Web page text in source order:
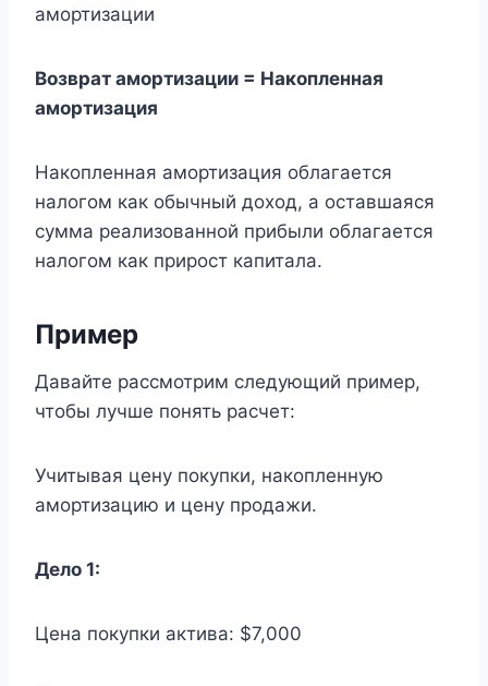
амортизации
Возврат амортизации = Накопленная
амортизация
Накопленная амортизация облагается
налогом как обычный доход, а оставшаяся
сумма реализованной прибыли облагается
налогом как прирост капитала.
Пример
Давайте рассмотрим следующий пример,
чтобы лучше понять расчет:
Учитывая цену покупки, накопленную
амортизацию и цену продажи.
Дело 1:
Цена покупки актива: $7,000